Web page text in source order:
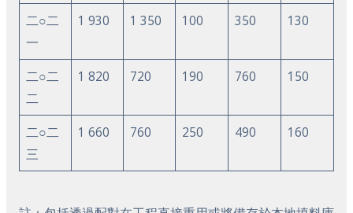
二○二
一
1 930 1 350 100 350 130
二○二
二
1 820 720 190 760 150
二○二
三
1 660 760 250 490 160